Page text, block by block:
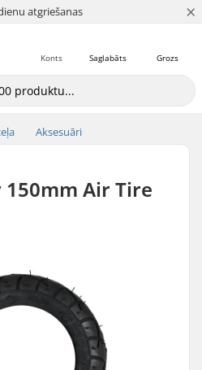
atgriešanas
4.8 no 5 ×
Grozs
Saglabāts
Konts
Aksesuāri
150mm Air Tire